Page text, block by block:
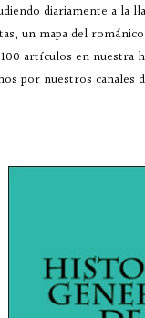
diariamente a la
un mapa del
artículos en nuestra
por nuestros canales